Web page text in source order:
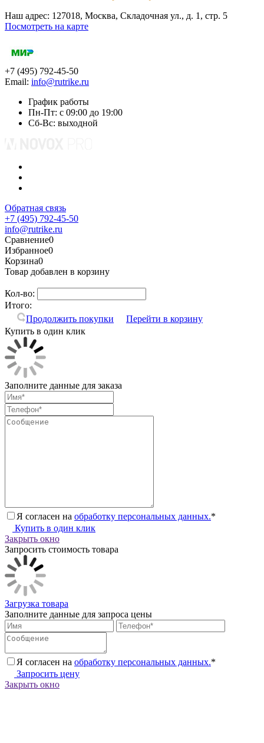
Наш адрес: 127018, Москва, Складочная ул., д. 1, cтр. 5
Посмотреть на карте
+7 (495) 792-45-50
Email: info@rutrike.ru
График работы
Пн-Пт: с 09:00 до 19:00
Сб-Вс: выходной
Обратная связь
+7 (495) 792-45-50
info@rutrike.ru
Сравнение0
Избранное0
Корзина0
Товар добавлен в корзину
Кол-во:
Итого:
Продолжить покупки
Перейти в корзину
Купить в один клик
Заполните данные для заказа
Я согласен на обработку персональных данных.*
Купить в один клик
Закрыть окно
Запросить стоимость товара
Загрузка товара
Заполните данные для запроса цены
Я согласен на обработку персональных данных.*
Запросить цену
Закрыть окно